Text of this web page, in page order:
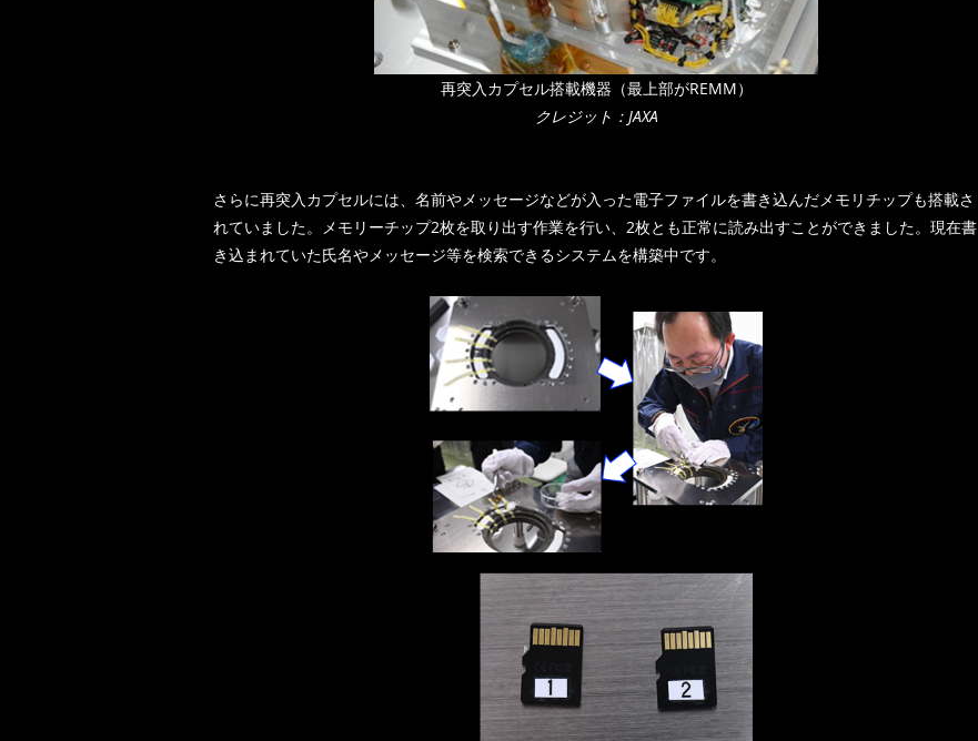
再突入カプセル搭載機器（最上部がREMM）
クレジット：JAXA
さらに再突入カプセルには、名前やメッセージなどが入った電子ファイルを書き込んだメモリチップも搭載さ
れていました。メモリーチップ2枚を取り出す作業を行い、2枚とも正常に読み出すことができました。現在書
き込まれていた氏名やメッセージ等を検索できるシステムを構築中です。